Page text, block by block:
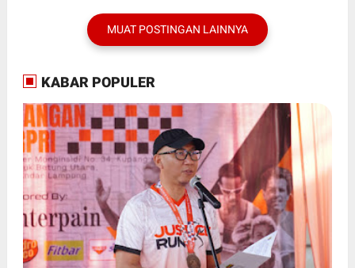
MUAT POSTINGAN LAINNYA
KABAR POPULER